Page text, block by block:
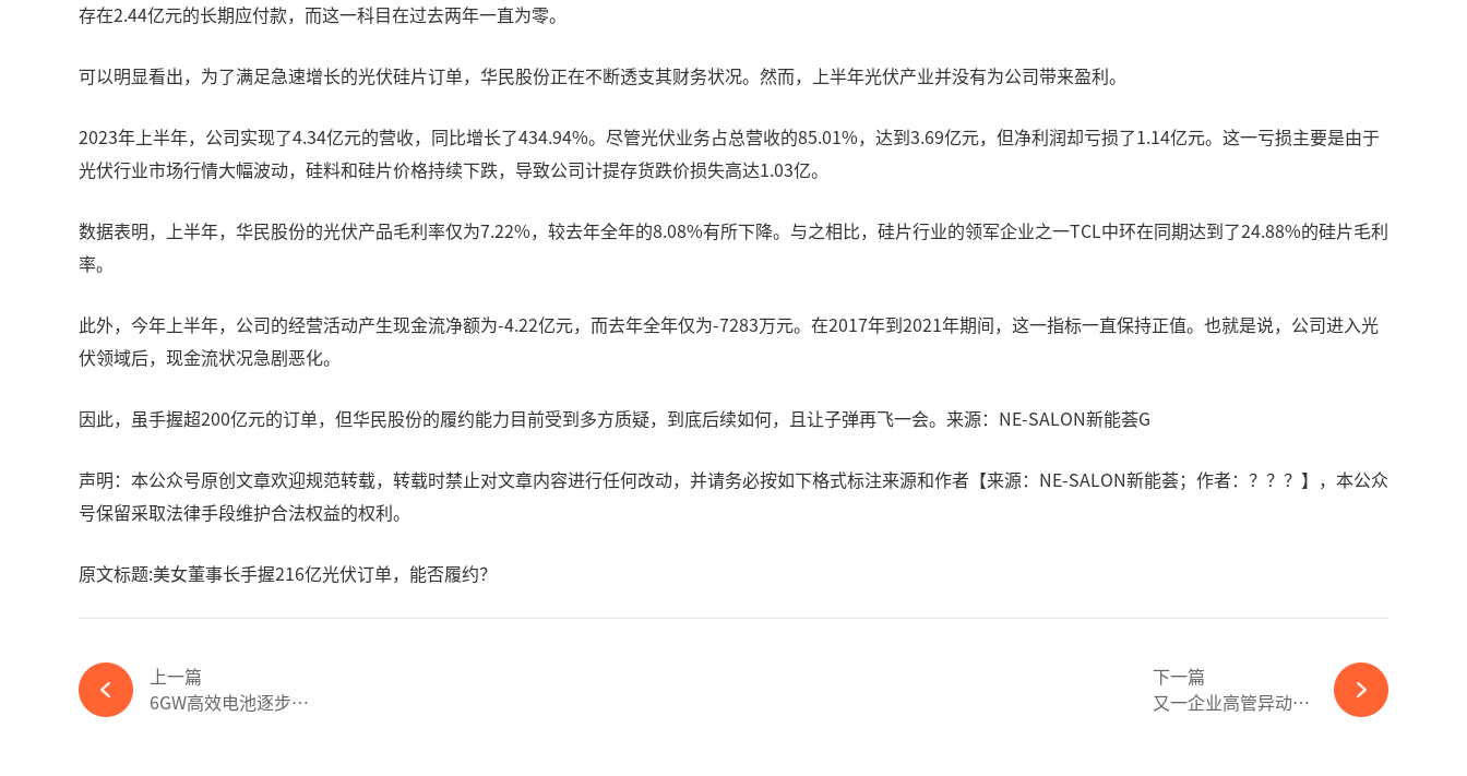
存在2.44亿元的长期应付款，而这一科目在过去两年一直为零。
可以明显看出，为了满足急速增长的光伏硅片订单，华民股份正在不断透支其财务状况。然而，上半年光伏产业并没有为公司带来盈利。
2023年上半年，公司实现了4.34亿元的营收，同比增长了434.94%。尽管光伏业务占总营收的85.01%，达到3.69亿元，但净利润却亏损了1.14亿元。这一亏损主要是由于
光伏行业市场行情大幅波动，硅料和硅片价格持续下跌，导致公司计提存货跌价损失高达1.03亿。
数据表明，上半年，华民股份的光伏产品毛利率仅为7.22%，较去年全年的8.08%有所下降。与之相比，硅片行业的领军企业之一TCL中环在同期达到了24.88%的硅片毛利
率。
此外，今年上半年，公司的经营活动产生现金流净额为-4.22亿元，而去年全年仅为-7283万元。在2017年到2021年期间，这一指标一直保持正值。也就是说，公司进入光
伏领域后，现金流状况急剧恶化。
因此，虽手握超200亿元的订单，但华民股份的履约能力目前受到多方质疑，到底后续如何，且让子弹再飞一会。来源：NE-SALON新能荟G
声明：本公众号原创文章欢迎规范转载，转载时禁止对文章内容进行任何改动，并请务必按如下格式标注来源和作者【来源：NE-SALON新能荟；作者：？？？】，本公众
号保留采取法律手段维护合法权益的权利。
原文标题:美女董事长手握216亿光伏订单，能否履约？
上一篇
6GW高效电池逐步投产！横店东磁光伏电池产能持续提高-365wm完美体育官网
下一篇
又一企业高管异动！光伏组件龙头核心人员调整-365wm完美体育官网